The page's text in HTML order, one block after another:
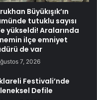
Büyükışık’ın
tutuklu sayısı
yükseldi! Aralarında
ilçe emniyet
de var
7, 2026
Festivali’nde
Defile